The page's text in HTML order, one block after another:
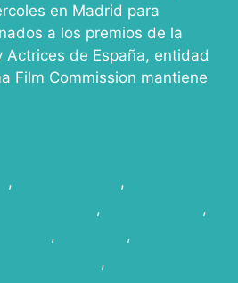
en Madrid para
a los premios de la
Actrices de España, entidad
Film Commission mantiene
, ,
,
,
, ,
,